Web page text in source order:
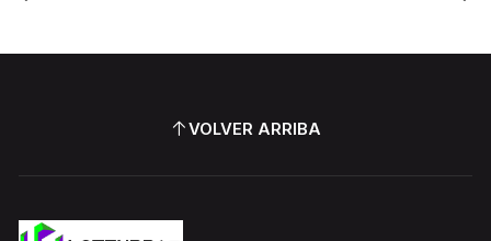
VOLVER ARRIBA